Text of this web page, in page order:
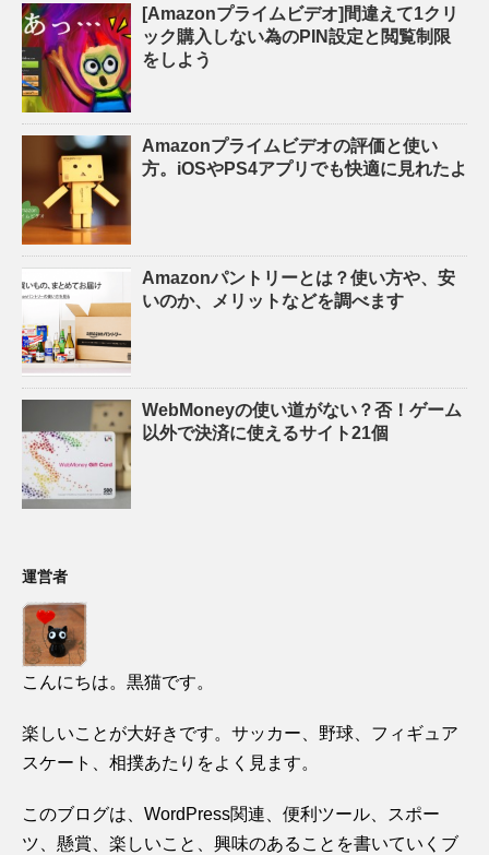
[Amazonプライムビデオ]間違えて1クリ
ック購入しない為のPIN設定と閲覧制限
をしよう
Amazonプライムビデオの評価と使い
方。iOSやPS4アプリでも快適に見れたよ
Amazonパントリーとは？使い方や、安
いのか、メリットなどを調べます
WebMoneyの使い道がない？否！ゲーム
以外で決済に使えるサイト21個
運営者
こんにちは。黒猫です。
楽しいことが大好きです。サッカー、野球、フィギュア
スケート、相撲あたりをよく見ます。
このブログは、WordPress関連、便利ツール、スポー
ツ、懸賞、楽しいこと、興味のあることを書いていくブ